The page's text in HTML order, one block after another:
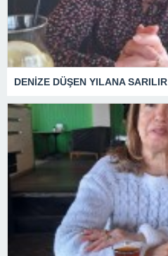
DENİZE DÜŞEN YILANA SARILIR